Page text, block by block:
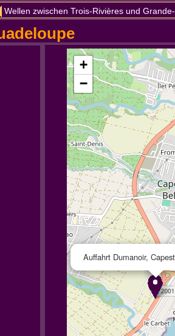
Wellen zwischen Trois-Rivières und
Auffahrt Dumanoir,
+
−